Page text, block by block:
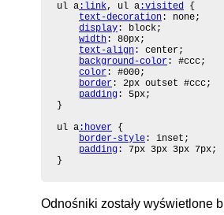
ul a :link, ul a :visited {
text-decoration : none;
display : block;
width : 80px;
text-align : center;
background-color : #ccc;
color : #000;
border : 2px outset #ccc;
padding : 5px;
}
ul a :hover {
border-style : inset;
padding : 7px 3px 3px 7px;
}
Odnośniki zostały wyświetlone